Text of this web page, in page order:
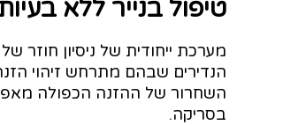
טיפול בנייר ללא
מערכת ייחודית של ניסיון
הנדירים שבהם מתרחש זיהוי
השחרור של ההזנה הכפולה
בסריקה.